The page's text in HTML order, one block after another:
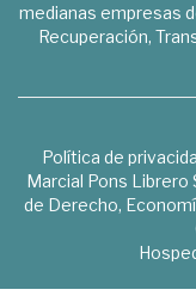
medianas empresas
Recuperación,
Política de
Marcial Pons Librero
de Derecho,